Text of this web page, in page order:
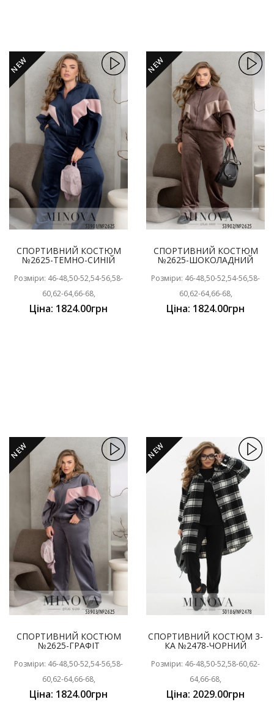
NEW
СПОРТИВНИЙ КОСТЮМ
№2625-ТЕМНО-СИНІЙ
Розміри: 46-48,50-52,54-56,58-
60,62-64,66-68,
Ціна: 1824.00грн
NEW
СПОРТИВНИЙ КОСТЮМ
№2625-ШОКОЛАДНИЙ
Розміри: 46-48,50-52,54-56,58-
60,62-64,66-68,
Ціна: 1824.00грн
NEW
СПОРТИВНИЙ КОСТЮМ
№2625-ГРАФІТ
Розміри: 46-48,50-52,54-56,58-
60,62-64,66-68,
Ціна: 1824.00грн
NEW
СПОРТИВНИЙ КОСТЮМ 3-
КА №2478-ЧОРНИЙ
Розміри: 46-48,50-52,58-60,62-
64,66-68,
Ціна: 2029.00грн